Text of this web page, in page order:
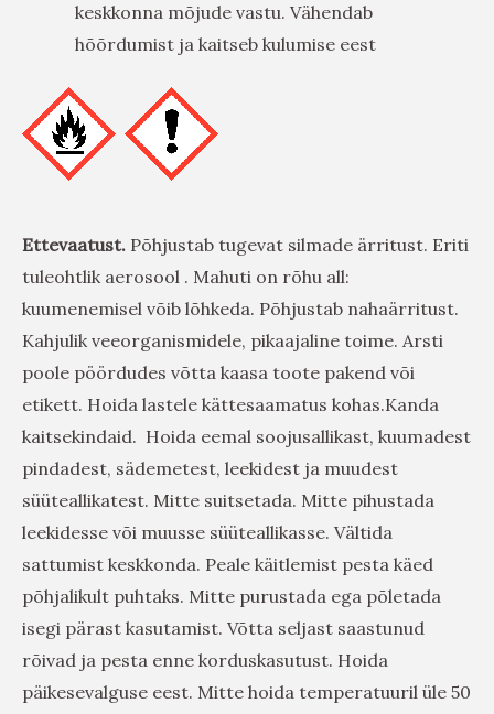
keskkonna mõjude vastu. Vähendab
hõõrdumist ja kaitseb kulumise eest
Ettevaatust. Põhjustab tugevat silmade ärritust. Eriti
tuleohtlik aerosool . Mahuti on rõhu all:
kuumenemisel võib lõhkeda. Põhjustab nahaärritust.
Kahjulik veeorganismidele, pikaajaline toime. Arsti
poole pöördudes võtta kaasa toote pakend või
etikett. Hoida lastele kättesaamatus kohas.Kanda
kaitsekindaid. Hoida eemal soojusallikast, kuumadest
pindadest, sädemetest, leekidest ja muudest
süüteallikatest. Mitte suitsetada. Mitte pihustada
leekidesse või muusse süüteallikasse. Vältida
sattumist keskkonda. Peale käitlemist pesta käed
põhjalikult puhtaks. Mitte purustada ega põletada
isegi pärast kasutamist. Võtta seljast saastunud
rõivad ja pesta enne korduskasutust. Hoida
päikesevalguse eest. Mitte hoida temperatuuril üle 50